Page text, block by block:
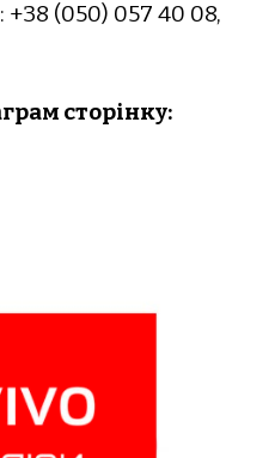
+38 (050) 057 40 08,
сторінку: